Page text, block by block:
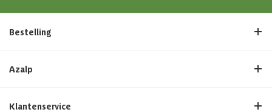
Bestelling
Azalp
Klantenservice